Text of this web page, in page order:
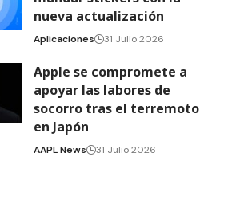
nueva actualización
Aplicaciones 31 Julio 2026
Apple se compromete a
apoyar las labores de
socorro tras el terremoto
en Japón
AAPL News 31 Julio 2026